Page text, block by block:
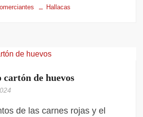
Hallacas
cartón de huevos
de las carnes rojas y el